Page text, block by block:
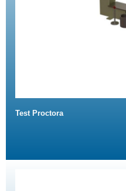
Test Proctora